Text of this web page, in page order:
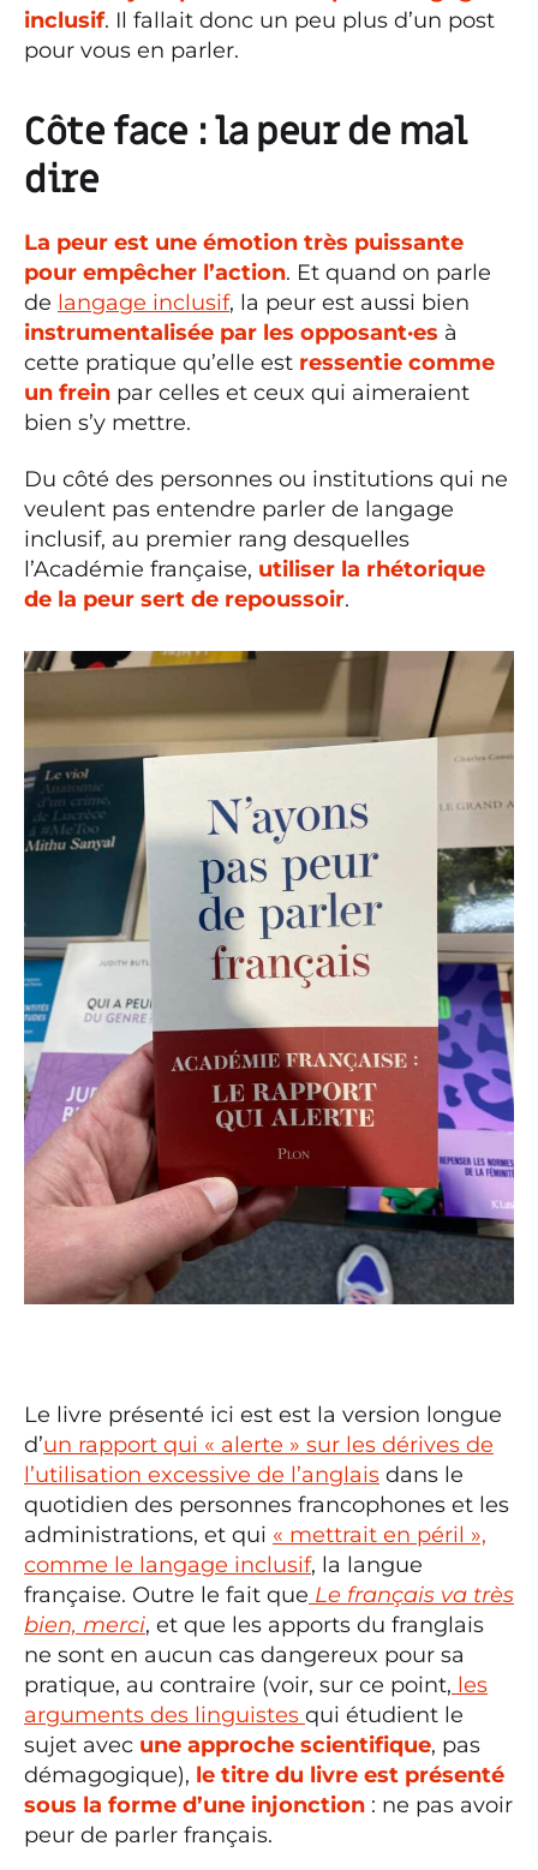
inclusif. Il fallait donc un peu plus d’un post
pour vous en parler.
Côte face : la peur de mal
dire
La peur est une émotion très puissante
pour empêcher l’action. Et quand on parle
de langage inclusif, la peur est aussi bien
instrumentalisée par les opposant·es à
cette pratique qu’elle est ressentie comme
un frein par celles et ceux qui aimeraient
bien s’y mettre.
Du côté des personnes ou institutions qui ne
veulent pas entendre parler de langage
inclusif, au premier rang desquelles
l’Académie française, utiliser la rhétorique
de la peur sert de repoussoir.
Le livre présenté ici est est la version longue
d’un rapport qui « alerte » sur les dérives de
l’utilisation excessive de l’anglais dans le
quotidien des personnes francophones et les
administrations, et qui « mettrait en péril »,
comme le langage inclusif, la langue
française. Outre le fait que Le français va très
bien, merci, et que les apports du franglais
ne sont en aucun cas dangereux pour sa
pratique, au contraire (voir, sur ce point, les
arguments des linguistes qui étudient le
sujet avec une approche scientifique, pas
démagogique), le titre du livre est présenté
sous la forme d’une injonction : ne pas avoir
peur de parler français.